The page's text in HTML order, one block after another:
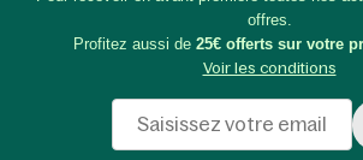
offres.
Profitez aussi de 25€ offerts sur votre
Voir les conditions